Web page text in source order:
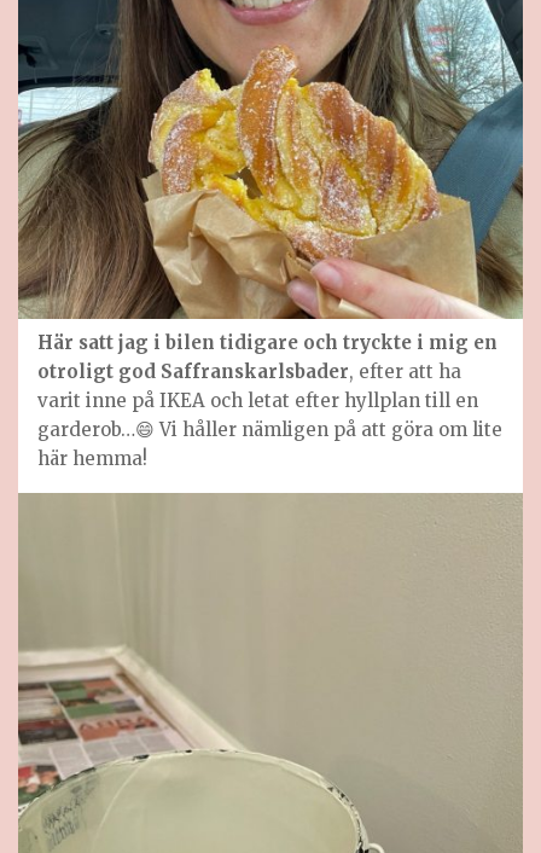
Här satt jag i bilen tidigare och tryckte i mig en
otroligt god Saffranskarlsbader, efter att ha
varit inne på IKEA och letat efter hyllplan till en
garderob…😄 Vi håller nämligen på att göra om lite
här hemma!